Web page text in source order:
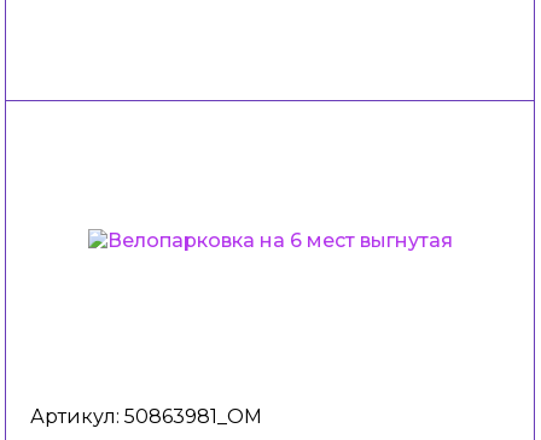
Артикул: 50863981_ОМ